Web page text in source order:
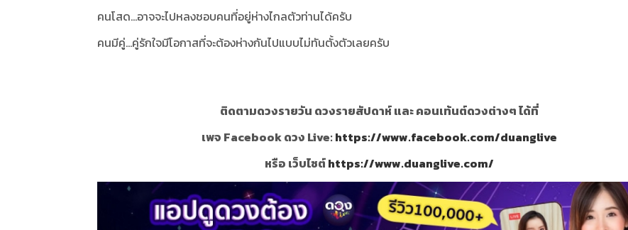
คนโสด...อาจจะไปหลงชอบคนที่อยู่ห่างไกลตัวท่านได้ครับ
คนมีคู่...คู่รักใจมีโอกาสที่จะต้องห่างกันไปแบบไม่ทันตั้งตัวเลยครับ
ติดตามดวงรายวัน ดวงรายสัปดาห์ และ คอนเท้นต์ดวงต่างๆ ได้ที่
เพจ Facebook ดวง Live:https://www.facebook.com/duanglive
หรือ เว็บไซต์https://www.duanglive.com/